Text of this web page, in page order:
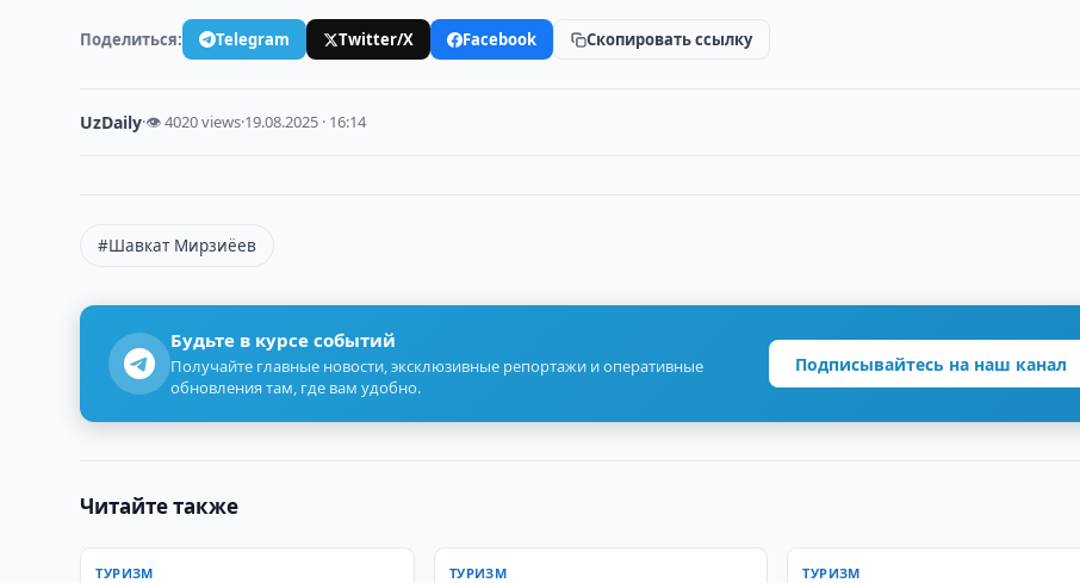
Поделиться: Telegram Twitter/X Facebook Скопировать ссылку
UzDaily·👁 4020 views·19.08.2025 · 16:14
#Шавкат Мирзиёев
Будьте в курсе событий
Получайте главные новости, эксклюзивные репортажи и оперативные
обновления там, где вам удобно.
Подписывайтесь на наш канал
Читайте также
ТУРИЗМ ТУРИЗМ ТУРИЗМ